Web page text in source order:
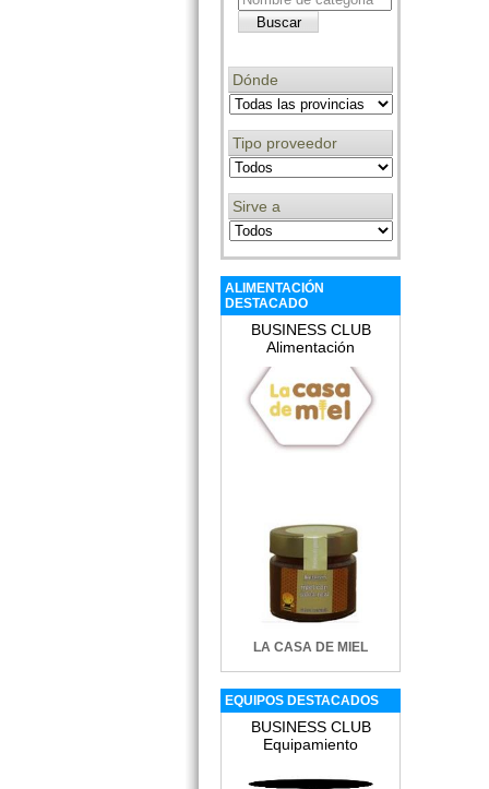
Dónde
Tipo proveedor
Sirve a
ALIMENTACIÓN
DESTACADO
BUSINESS CLUB
Alimentación
LA CASA DE MIEL
EQUIPOS DESTACADOS
BUSINESS CLUB
Equipamiento